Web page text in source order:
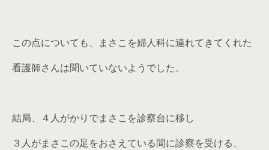
この点についても、まさこを婦人科に連れてきてくれた
看護師さんは聞いていないようでした。
結局、４人がかりでまさこを診察台に移し
３人がまさこの足をおさえている間に診察を受ける、